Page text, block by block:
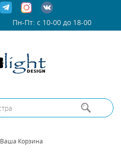
Пн-Пт: с 10-00 до 18-00
Ваша Корзина